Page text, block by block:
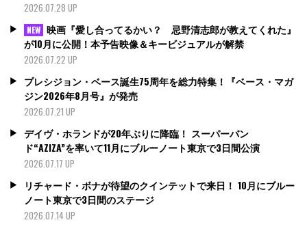
2026.07.28 UP
NEW 映画『愛し合ってるかい？ 忌野清志郎が教えてくれた』
が10月に公開！本予告映像＆キービジュアルが解禁
2026.07.22 UP
プレシジョン・ベース誕生75周年を総力特集！『ベース・マガ
ジン2026年8月号』が発売
2026.07.21 UP
デイヴ・ホランドが20年ぶりに降臨！ スーパーバン
ド“AZIZA”を率いて11月にブルーノート東京で3日間公演
2026.07.17 UP
リチャード・ボナが待望のクインテットで来日！ 10月にブルー
ノート東京で3日間のステージ
2026.07.14 UP